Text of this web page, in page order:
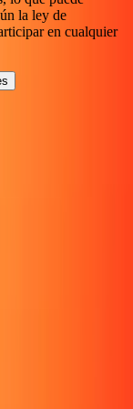
la ley de
en cualquier